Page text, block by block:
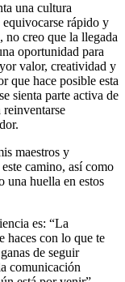
una cultura
rápido y
no creo que la llegada
oportunidad para
valor, creatividad y
que hace posible esta
sienta parte activa de
maestros y
camino, así como
una huella en estos
es: “La
haces con lo que te
de seguir
comunicación